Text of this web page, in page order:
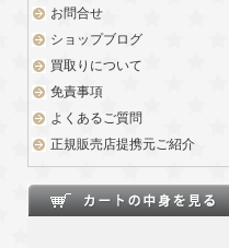
お問合せ
ショップブログ
買取りについて
免責事項
よくあるご質問
正規販売店提携元ご紹介